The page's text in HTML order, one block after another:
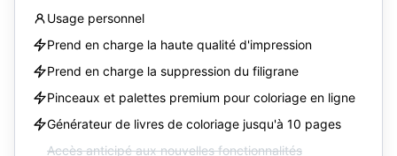
Usage personnel
Prend en charge la haute qualité d'impression
Prend en charge la suppression du filigrane
Pinceaux et palettes premium pour coloriage en ligne
Générateur de livres de coloriage jusqu'à 10 pages
Accès anticipé aux nouvelles fonctionnalités